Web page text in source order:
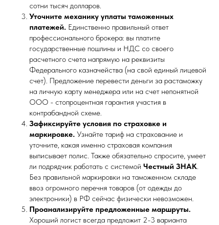
сотни тысяч долларов.
Уточните механику уплаты таможенных
платежей. Единственно правильный ответ
профессионального брокера: вы платите
государственные пошлины и НДС со своего
расчетного счета напрямую на реквизиты
Федерального казначейства (на свой единый лицевой
счет). Предложение перевести деньги за растаможку
на личную карту менеджера или на счет непонятной
ООО - стопроцентная гарантия участия в
контрабандной схеме.
Зафиксируйте условия по страховке и
маркировке. Узнайте тариф на страхование и
уточните, какая именно страховая компания
выписывает полис. Также обязательно спросите, умеет
ли подрядчик работать с системой Честный ЗНАК
Без правильной маркировки на таможенном складе
ввоз огромного перечня товаров (от одежды до
электроники) в РФ сейчас физически невозможен.
Проанализируйте предложенные маршруты.
Хороший логист всегда предложит 2-3 варианта